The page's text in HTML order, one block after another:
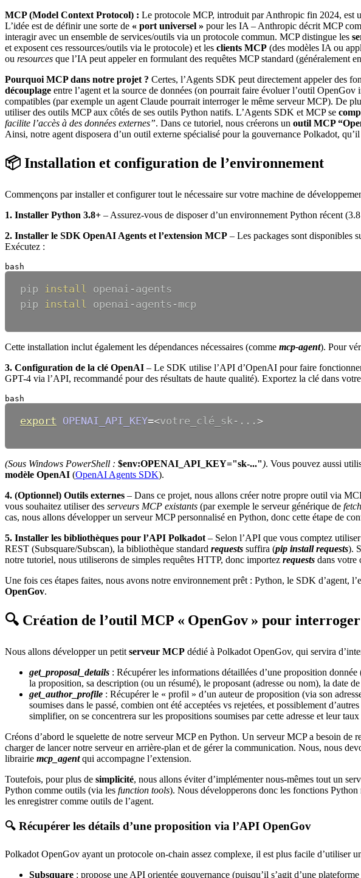
MCP (Model Context Protocol) : Le protocole MCP, introduit par Anthropic fin 2024, est
L’idée est de définir une sorte de « port universel » pour les IA – Anthropic décrit MCP
interagir avec un ensemble de services/outils via un protocole commun. MCP distingue les
et exposent ces ressources/outils via le protocole) et les clients MCP (des modèles IA ou
ou resources que l’IA peut appeler en formulant des requêtes MCP standard (généralement
Pourquoi MCP dans notre projet ? Certes, l’Agents SDK peut directement appeler des
découplage entre l’agent et la source de données (on pourrait faire évoluer l’outil
compatibles (par exemple un agent Claude pourrait interroger le même serveur MCP). De
utiliser des outils MCP aux côtés de ses outils Python natifs. L’Agents SDK et MCP se
facilite l’accès à des données externes”. Dans ce tutoriel, nous créerons un outil MCP
Ainsi, notre agent disposera d’un outil externe spécialisé pour la gouvernance Polkadot,
📦 Installation et configuration de l’environnement
Commençons par installer et configurer tout le nécessaire sur votre machine de
1. Installer Python 3.8+ – Assurez-vous de disposer d’un environnement Python récent
2. Installer le SDK OpenAI Agents et l’extension MCP – Les packages sont disponibles
Exécutez :
bash
pip install
pip install
Cette installation inclut également les dépendances nécessaires (comme mcp-agent). Pour
3. Configuration de la clé OpenAI – Le SDK utilise l’API d’OpenAI pour faire
GPT-4 via l’API, recommandé pour des résultats de haute qualité). Exportez la clé dans
bash
export OPENAI_API_KEY=<votre_clé_sk- .. . >
(Sous Windows PowerShell : $env:OPENAI_API_KEY="sk-..."). Vous pouvez aussi
modèle OpenAI (OpenAI Agents SDK).
4. (Optionnel) Outils externes – Dans ce projet, nous allons créer notre propre outil via
vous souhaitez utiliser des serveurs MCP existants (par exemple le serveur générique de
cas, nous allons développer un serveur MCP personnalisé en Python, donc cette étape de
5. Installer les bibliothèques pour l’API Polkadot – Selon l’API que vous comptez
REST (Subsquare/Subscan), la bibliothèque standard requests suffira (pip install requests).
notre tutoriel, nous utiliserons de simples requêtes HTTP, donc importez requests dans votre
Une fois ces étapes faites, nous avons notre environnement prêt : Python, le SDK d’agent,
OpenGov.
🔍 Création de l’outil MCP « OpenGov » pour
Nous allons développer un petit serveur MCP dédié à Polkadot OpenGov, qui servira
get_proposal_details : Récupérer les informations détaillées d’une proposition
la proposition, sa description (ou un résumé), le proposant (adresse ou nom), la date
get_author_profile : Récupérer le « profil » d’un auteur de proposition (via son
soumises dans le passé, combien ont été acceptées vs rejetées, et possiblement
simplifier, on se concentrera sur les propositions soumises par cette adresse et leur taux
Créons d’abord le squelette de notre serveur MCP en Python. Un serveur MCP a besoin de
charger de lancer notre serveur en arrière-plan et de gérer la communication. Nous, nous
librairie mcp_agentqui accompagne l’extension.
Toutefois, pour plus de simplicité, nous allons éviter d’implémenter nous-mêmes tout un
Python comme outils (via les function tools). Nous développerons donc les fonctions
les enregistrer comme outils de l’agent.
🔍 Récupérer les détails d’une proposition via l’API OpenGov
Polkadot OpenGov ayant un protocole on-chain assez complexe, il est plus facile d’utiliser
Subsquare : propose une API orientée gouvernance (puisqu’il s’agit d’une